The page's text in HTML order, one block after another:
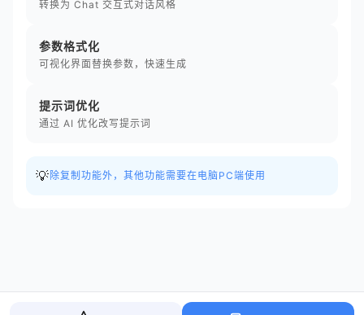
转换为 Chat 交互式对话风格
参数格式化
可视化界面替换参数，快速生成
提示词优化
通过 AI 优化改写提示词
💡 除复制功能外，其他功能需要在电脑PC端使用